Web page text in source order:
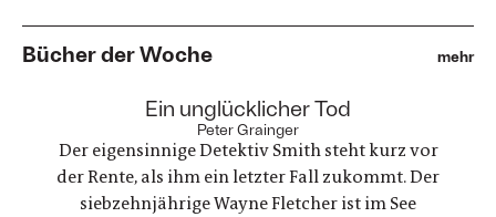
Bücher der Woche mehr
Ein unglücklicher Tod
Peter Grainger
Der eigensinnige Detektiv Smith steht kurz vor
der Rente, als ihm ein letzter Fall zukommt. Der
siebzehnjährige Wayne Fletcher ist im See